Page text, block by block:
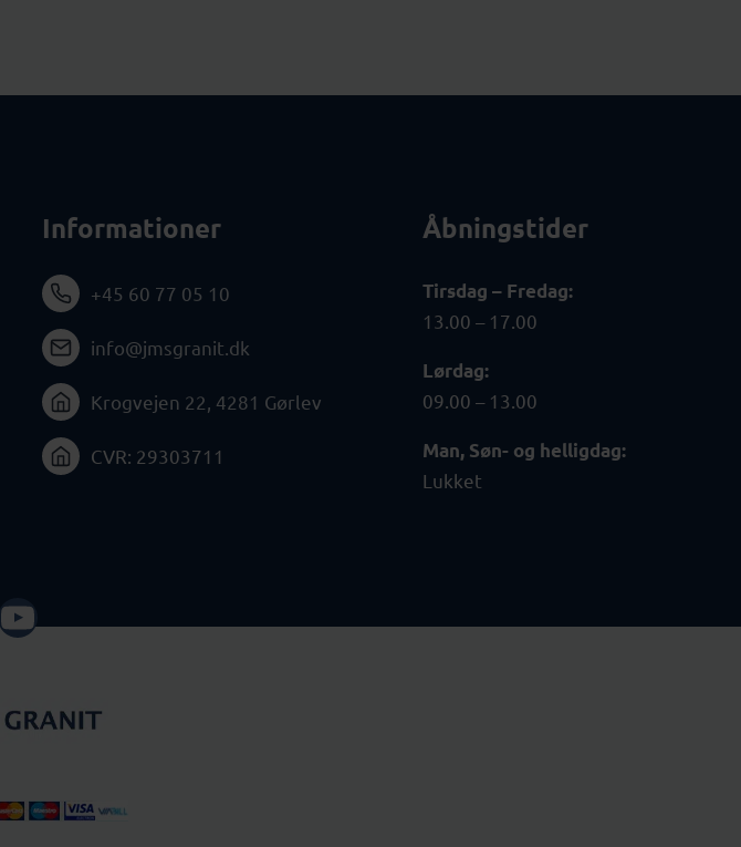
Informationer
+45 60 77 05 10
info@jmsgranit.dk
Krogvejen 22, 4281 Gørlev
CVR: 29303711
Åbningstider
Tirsdag – Fredag:
13.00 – 17.00
Lørdag:
09.00 – 13.00
Man, Søn- og helligdag:
Lukket